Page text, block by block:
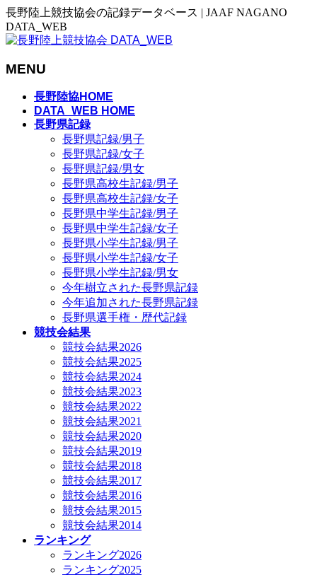
長野陸上競技協会の記録データベース | JAAF NAGANO
DATA_WEB
MENU
長野陸協HOME
DATA_WEB HOME
長野県記録
長野県記録/男子
長野県記録/女子
長野県記録/男女
長野県高校生記録/男子
長野県高校生記録/女子
長野県中学生記録/男子
長野県中学生記録/女子
長野県小学生記録/男子
長野県小学生記録/女子
長野県小学生記録/男女
今年樹立された長野県記録
今年追加された長野県記録
長野県選手権・歴代記録
競技会結果
競技会結果2026
競技会結果2025
競技会結果2024
競技会結果2023
競技会結果2022
競技会結果2021
競技会結果2020
競技会結果2019
競技会結果2018
競技会結果2017
競技会結果2016
競技会結果2015
競技会結果2014
ランキング
ランキング2026
ランキング2025